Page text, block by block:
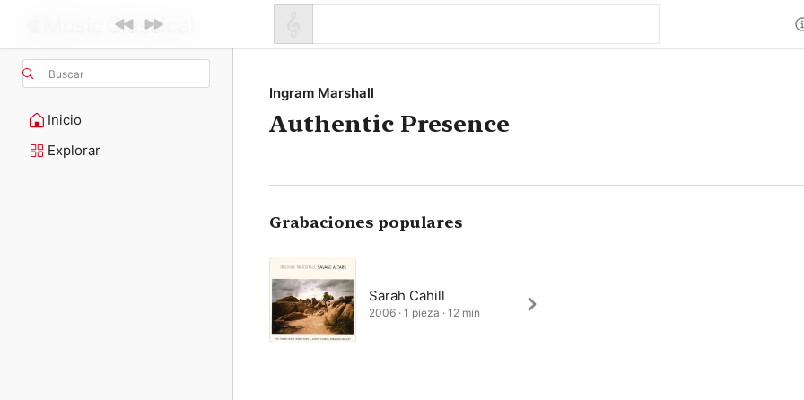
Buscar
Inicio
Explorar
Ingram Marshall
Authentic Presence
Grabaciones populares
Sarah Cahill
2006 · 1 pieza · 12 min